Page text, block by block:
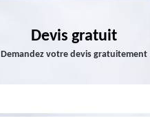
Devis gratuit
Demandez votre devis gratuitement